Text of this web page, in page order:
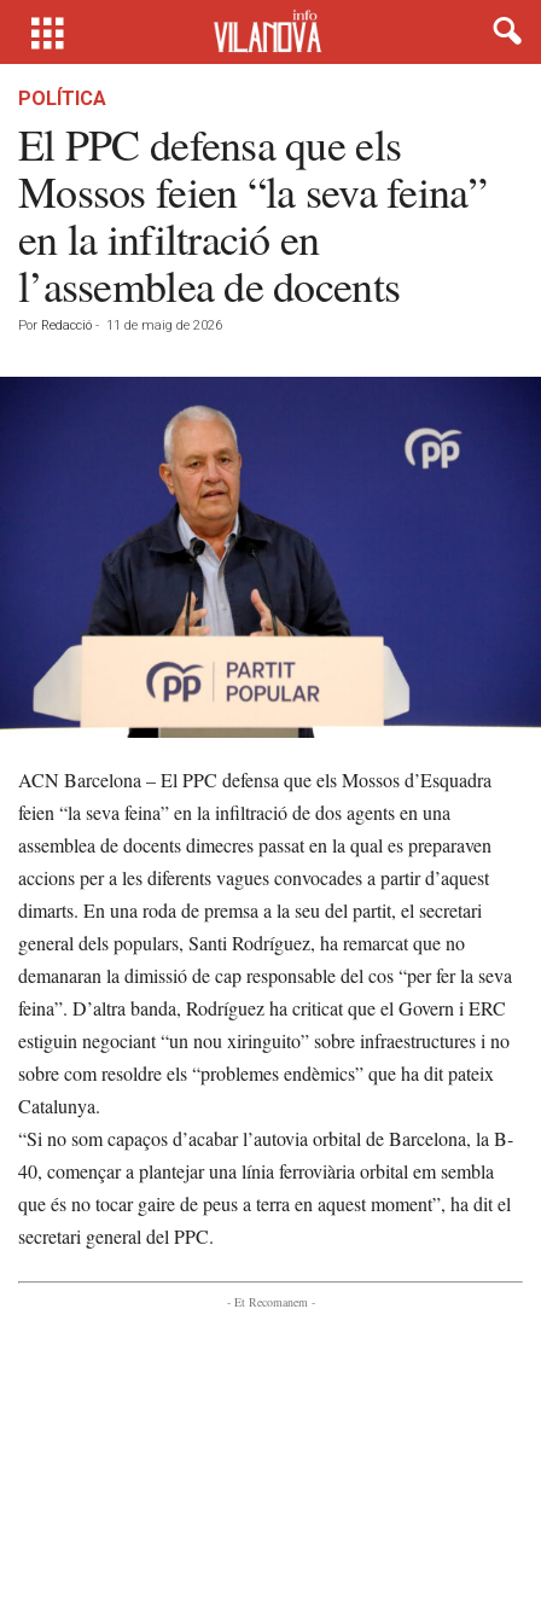
POLÍTICA
El PPC defensa que els
Mossos feien “la seva feina”
en la infiltració en
l’assemblea de docents
Por Redacció - 11 de maig de 2026
ACN Barcelona – El PPC defensa que els Mossos d’Esquadra
feien “la seva feina” en la infiltració de dos agents en una
assemblea de docents dimecres passat en la qual es preparaven
accions per a les diferents vagues convocades a partir d’aquest
dimarts. En una roda de premsa a la seu del partit, el secretari
general dels populars, Santi Rodríguez, ha remarcat que no
demanaran la dimissió de cap responsable del cos “per fer la seva
feina”. D’altra banda, Rodríguez ha criticat que el Govern i ERC
estiguin negociant “un nou xiringuito” sobre infraestructures i no
sobre com resoldre els “problemes endèmics” que ha dit pateix
Catalunya.
“Si no som capaços d’acabar l’autovia orbital de Barcelona, la B-
40, començar a plantejar una línia ferroviària orbital em sembla
que és no tocar gaire de peus a terra en aquest moment”, ha dit el
secretari general del PPC.
- Et Recomanem -